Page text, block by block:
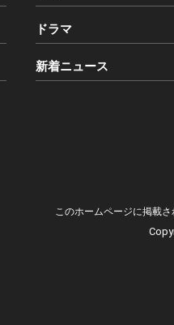
ドラマ
新着ニュース
このホームページに掲載